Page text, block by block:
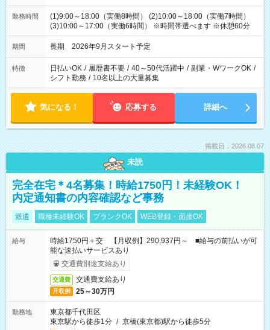
勤務時間
(1)9:00～18:00（実働8時間） (2)10:00～18:00（実働7時間）
(3)10:00～17:00（実働6時間） ※時間帯選べます ※休憩60分
期間 長期 2026年9月スタート予定
特徴 日払いOK / 履歴書不要 / 40～50代活躍中 / 副業・WワークOK /
シフト勤務 / 10名以上の大量募集
気になる！ 応募する 詳細へ
掲載日：2026.08.07
未読
完全在宅＊4名募集！時給1750円！未経験OK！
内定通知書の内容確認など事務
派遣 職種未経験OK ブランクOK WEB登録・面接OK
給与
時給1750円＋交 【月収例】290,937円～ ■給与の前払いが可
能な速払いサービスあり
交通費別途支給あり
交通費 交通費支給あり
月収例 25～30万円
勤務地
東京都千代田区
東京駅から徒歩1分 / 京橋(東京都)駅から徒歩5分